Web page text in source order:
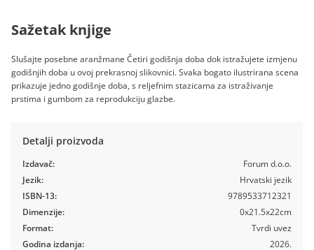
Sažetak knjige
Slušajte posebne aranžmane Četiri godišnja doba dok istražujete izmjenu
godišnjih doba u ovoj prekrasnoj slikovnici. Svaka bogato ilustrirana scena
prikazuje jedno godišnje doba, s reljefnim stazicama za istraživanje
prstima i gumbom za reprodukciju glazbe.
Detalji proizvoda
Izdavač:
Jezik:
ISBN-13:
Dimenzije:
Format:
Godina izdanja:
Forum d.o.o.
Hrvatski jezik
9789533712321
0x21.5x22cm
Tvrdi uvez
2026.